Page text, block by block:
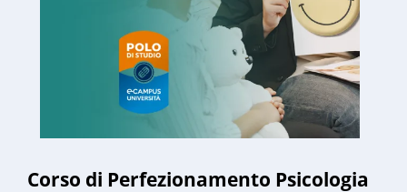
Corso di Perfezionamento Psicologia